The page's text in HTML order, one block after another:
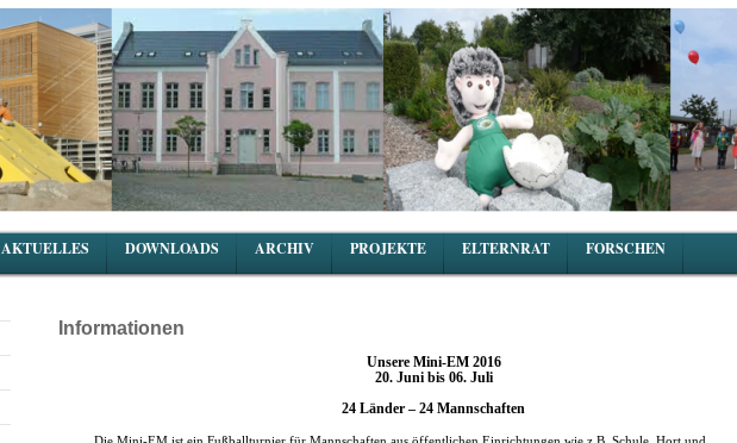
AKTUELLES DOWNLOADS ARCHIV PROJEKTE ELTERNRAT FORSCHEN
Informationen
Unsere Mini-EM 2016
20. Juni bis 06. Juli
24 Länder – 24 Mannschaften